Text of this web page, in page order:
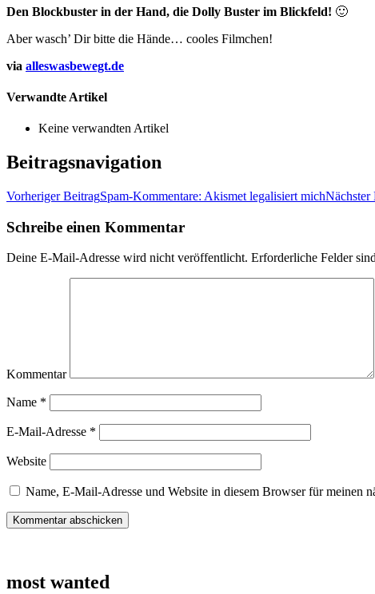
Den Blockbuster in der Hand, die Dolly Buster im Blickfeld! 🙂
Aber wasch’ Dir bitte die Hände… cooles Filmchen!
via alleswasbewegt.de
Verwandte Artikel
Keine verwandten Artikel
Beitragsnavigation
Vorheriger BeitragSpam-Kommentare: Akismet legalisiert michNächster
Schreibe einen Kommentar
Deine E-Mail-Adresse wird nicht veröffentlicht. Erforderliche Felder
Kommentar
Name *
E-Mail-Adresse *
Website
Name, E-Mail-Adresse und Website in diesem Browser für meinen
most wanted